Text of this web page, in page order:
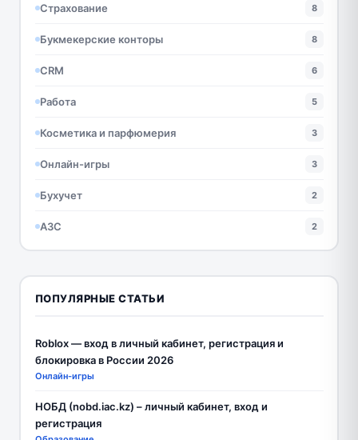
Страхование 8
Букмекерские конторы 8
CRM 6
Работа 5
Косметика и парфюмерия 3
Онлайн-игры 3
Бухучет 2
АЗС 2
ПОПУЛЯРНЫЕ СТАТЬИ
Roblox — вход в личный кабинет, регистрация и
блокировка в России 2026
Онлайн-игры
НОБД (nobd.iac.kz) – личный кабинет, вход и
регистрация